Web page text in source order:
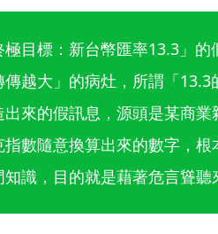
目標：新台幣匯率13.3」的
越大」的病灶，所謂「13.3
來的假訊息，源頭是某商
數隨意換算出來的數字，
識，目的就是藉著危言聳聽